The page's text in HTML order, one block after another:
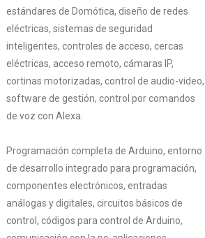
estándares de Domótica, diseño de redes
eléctricas, sistemas de seguridad
inteligentes, controles de acceso, cercas
eléctricas, acceso remoto, cámaras IP,
cortinas motorizadas, control de audio-video,
software de gestión, control por comandos
de voz con Alexa.
Programación completa de Arduino, entorno
de desarrollo integrado para programación,
componentes electrónicos, entradas
análogas y digitales, circuitos básicos de
control, códigos para control de Arduino,